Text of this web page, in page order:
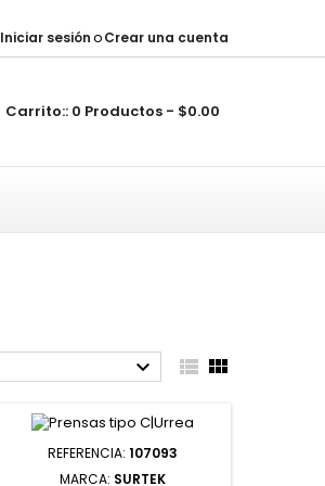
Iniciar sesiónoCrear una cuenta
Carrito:: 0 Productos - $0.00
  
REFERENCIA: 107093
MARCA: SURTEK